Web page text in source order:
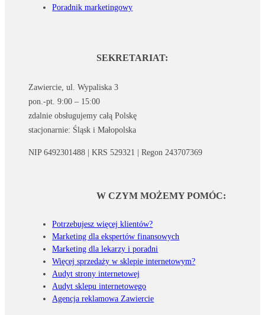
Poradnik marketingowy
SEKRETARIAT:
Zawiercie, ul. Wypaliska 3
pon.-pt. 9:00 – 15:00
zdalnie obsługujemy całą Polskę
stacjonarnie: Śląsk i Małopolska
NIP 6492301488 | KRS 529321 | Regon 243707369
W CZYM MOŻEMY POMÓC:
Potrzebujesz więcej klientów?
Marketing dla ekspertów finansowych
Marketing dla lekarzy i poradni
Więcej sprzedaży w sklepie internetowym?
Audyt strony internetowej
Audyt sklepu internetowego
Agencja reklamowa Zawiercie